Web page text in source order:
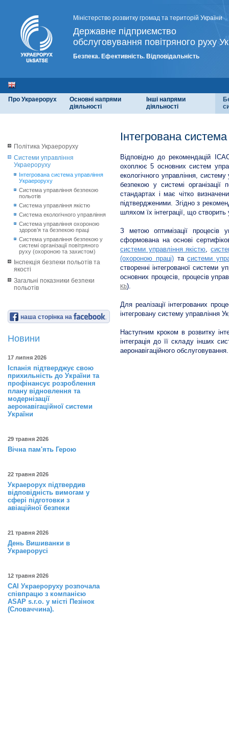
Міністерство розвитку громад та територій України
Державне підприємство
обслуговування повітряного руху
Безпека. Ефективність. Відповідальність
Про Украерорух
Основні напрями
діяльності
Інші напрями
діяльності
Політика Украероруху
Системи управління
Украероруху
Інтегрована система управління
Украероруху
Система управління безпекою
польотів
Система управління якістю
Система екологічного управління
Система управління охороною
здоров’я та безпекою праці
Система управління безпекою у
системі організації повітряного
руху (охороною та захистом)
Інспекція безпеки польотів та
якості
Загальні показники безпеки
польотів
наша сторінка на
Новини
17 липня 2026
Іспанія підтверджує свою
прихильність до України та
профінансує розроблення
плану відновлення та
модернізації
аеронавігаційної системи
України
29 травня 2026
Вічна пам'ять Герою
22 травня 2026
Украерорух підтвердив
відповідність вимогам у
сфері підготовки з
авіаційної безпеки
21 травня 2026
День Вишиванки в
Украерорусі
12 травня 2026
САІ Украероруху розпочала
співпрацю з компанією
ASAP s.r.o. у місті Пезінок
(Словаччина).
Інтегрована
Відповідно до рекомендацій
охоплює 5 основних систем
екологічного управління,
безпекою у системі
стандартах і має чітко
підтвердженими. Згідно з
шляхом їх інтеграції, що
З метою оптимізації процесів
сформована на основі
системи управління якістю,
(охороною праці)тасистеми
створенні інтегрованої системи
основних процесів, процесів
Kb).
Для реалізації інтегрованих
інтегровану систему управління
Наступним кроком в розвитку
інтеграція до її складу інших
аеронавігаційного обслуговування.